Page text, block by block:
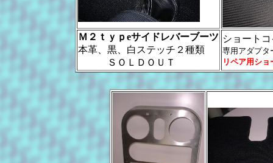
Ｍ２ｔｙｐeサイドレバーブーツ
本革、黒、白ステッチ２種類
ＳＯＬＤＯＵＴ
ショート
専用アダプタ
リペア用シ